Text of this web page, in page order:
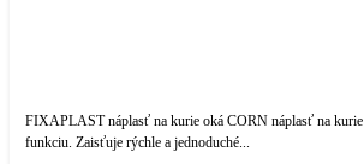
FIXAPLAST náplasť na kurie oká CORN náplasť na kurie
funkciu. Zaisťuje rýchle a jednoduché...